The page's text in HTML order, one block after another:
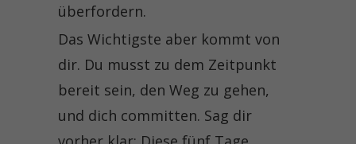
überfordern.
Das Wichtigste aber kommt von
dir. Du musst zu dem Zeitpunkt
bereit sein, den Weg zu gehen,
und dich committen. Sag dir